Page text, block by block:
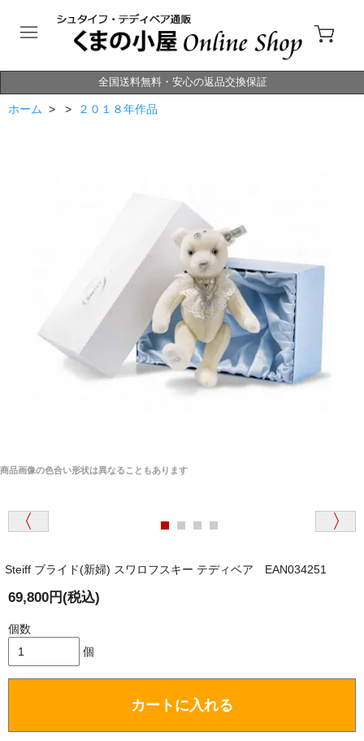
全国送料無料・安心の返品交換保証
ホーム > > ２０１８年作品
商品画像の色合い形状は異なることもあります
Steiff ブライド(新婦) スワロフスキー テディベア EAN034251
69,800円(税込)
個数
個
カートに入れる